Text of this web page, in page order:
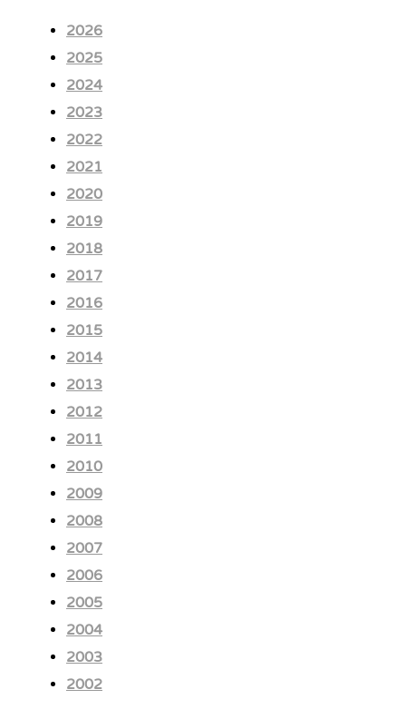
2026
2025
2024
2023
2022
2021
2020
2019
2018
2017
2016
2015
2014
2013
2012
2011
2010
2009
2008
2007
2006
2005
2004
2003
2002